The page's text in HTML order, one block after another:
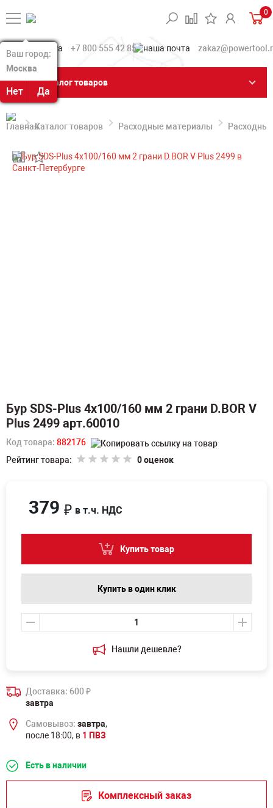
Ваш город:
Москва
Нет Да
Ваш город:
Москва
Нет Да
0
+7 800 555 42 85
Каталог товаров
Каталог товаров Расходные материалы
Бур SDS-Plus 4х100/160 мм 2 грани D.BOR V
Plus 2499 арт.60010
Код товара: 882176
Рейтинг товара:
0 оценок
Нашли дешевле?
379 ₽ в т.ч. НДС
Купить товар
Купить в один клик
Доставка: 600₽
завтра
Самовывоз: завтра,
после 18:00, в 1 ПВЗ
Есть в наличии
Комплексный заказ